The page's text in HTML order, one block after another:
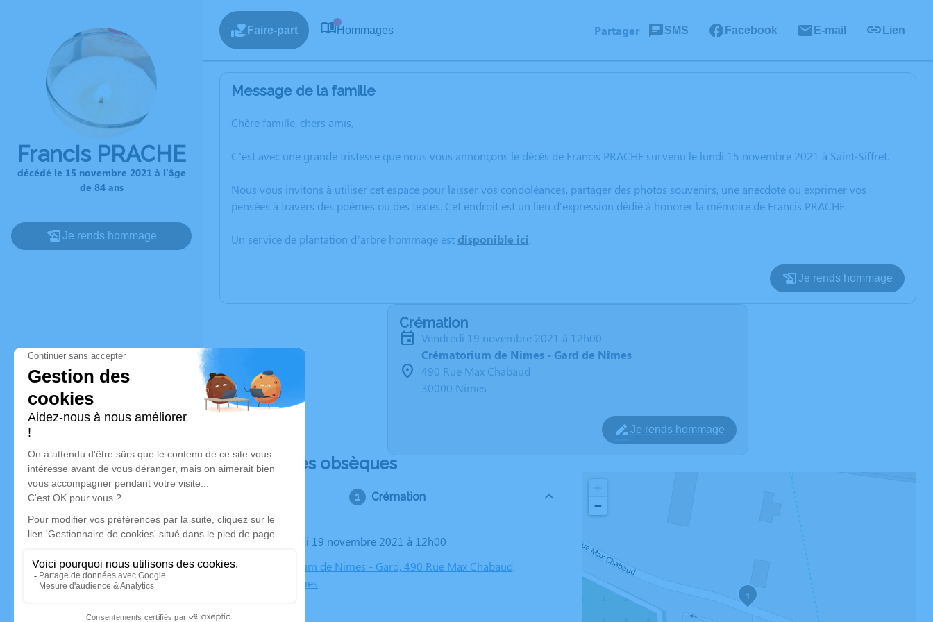
Francis PRACHE
décédé le 15 novembre 2021 à l'âge
de 84 ans
Je rends hommage
Faire-part Hommages Partager SMS Facebook E-mail Lien
Message de la famille
Chère famille, chers amis,
C’est avec une grande tristesse que nous vous annonçons le décès de Francis PRACHE survenu le lundi 15 novembre 2021 à Saint-Siffret.
Nous vous invitons à utiliser cet espace pour laisser vos condoléances, partager des photos souvenirs, une anecdote ou exprimer vos
pensées à travers des poèmes ou des textes. Cet endroit est un lieu d'expression dédié à honorer la mémoire de Francis PRACHE.
Un service de plantation d’arbre hommage est disponible ici.
Je rends hommage
Crémation
vendredi 19 novembre 2021 à 12h00
Crématorium de Nimes - Gard de Nîmes
490 Rue Max Chabaud
30000 Nîmes
Je rends hommage
Déroulé des obsèques
Crémation
Le vendredi 19 novembre 2021 à 12h00
Crématorium de Nimes - Gard, 490 Rue Max Chabaud,
30000 Nîmes
1
−